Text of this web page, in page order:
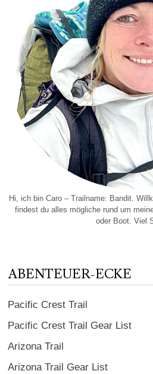
Hi, ich bin Caro – Trailname: Bandit.
findest du alles mögliche rund um
oder Boot. Viel
ABENTEUER-ECKE
Pacific Crest Trail
Pacific Crest Trail Gear List
Arizona Trail
Arizona Trail Gear List